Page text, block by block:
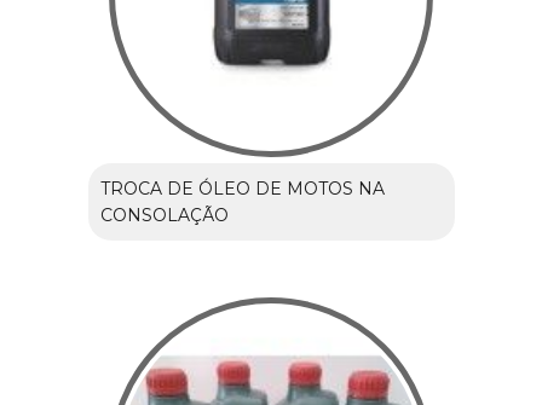
TROCA DE ÓLEO DE MOTOS NA
CONSOLAÇÃO